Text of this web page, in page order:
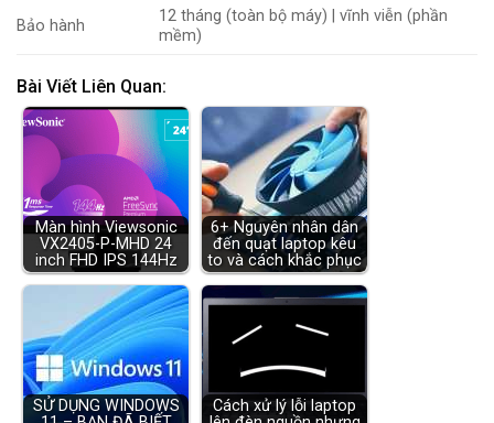
Bảo hành
12 tháng (toàn bộ máy) | vĩnh viễn (phần
mềm)
Bài Viết Liên Quan:
Màn hình Viewsonic
VX2405-P-MHD 24
inch FHD IPS 144Hz
6+ Nguyên nhân dân
đến quạt laptop kêu
to và cách khắc phục
SỬ DỤNG WINDOWS
Cách xử lý lỗi laptop